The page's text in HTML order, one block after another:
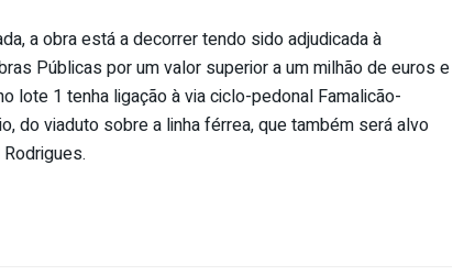
a obra está a decorrer tendo sido adjudicada à
Públicas por um valor superior a um milhão de euros e
lote 1 tenha ligação à via ciclo-pedonal Famalicão-
do viaduto sobre a linha férrea, que também será alvo